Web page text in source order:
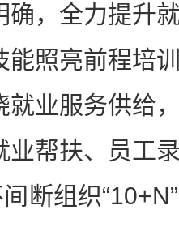
，全力提升就
能照亮前程培
就业服务供给
业帮扶、员工
间断组织